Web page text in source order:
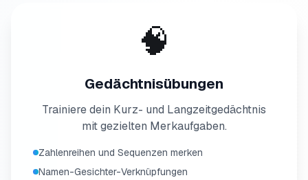
🧠
Gedächtnisübungen
Trainiere dein Kurz- und Langzeitgedächtnis
mit gezielten Merkaufgaben.
Zahlenreihen und Sequenzen merken
Namen-Gesichter-Verknüpfungen